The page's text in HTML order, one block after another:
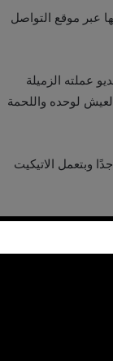
عبر موقع التواصل
عملته الزميلة
لوحده واللحمة
وبتعمل الاتيكيت